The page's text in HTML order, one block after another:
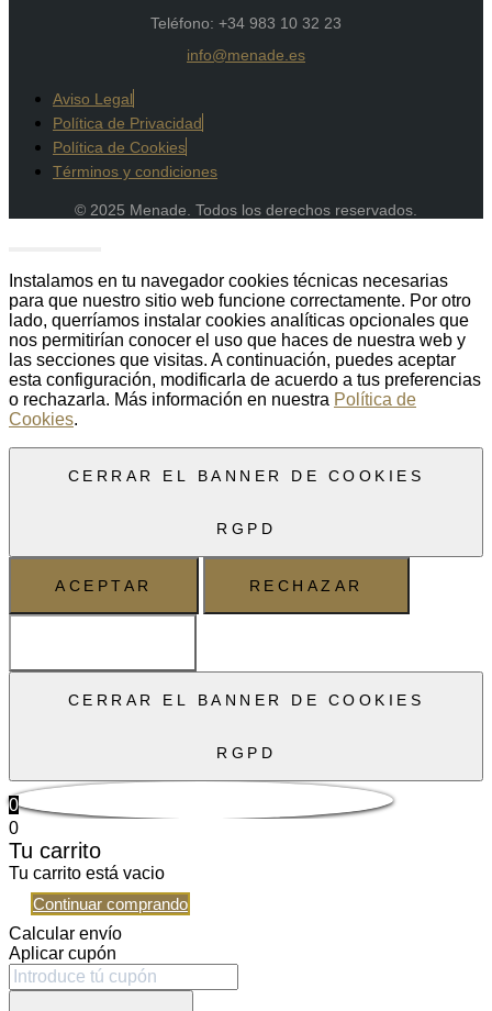
Teléfono: +34 983 10 32 23
info@menade.es
Aviso Legal
Política de Privacidad
Política de Cookies
Términos y condiciones
© 2025 Menade. Todos los derechos reservados.
Instalamos en tu navegador cookies técnicas necesarias
para que nuestro sitio web funcione correctamente. Por otro
lado, querríamos instalar cookies analíticas opcionales que
nos permitirían conocer el uso que haces de nuestra web y
las secciones que visitas. A continuación, puedes aceptar
esta configuración, modificarla de acuerdo a tus preferencias
o rechazarla. Más información en nuestra Política de
Cookies.
CERRAR EL BANNER DE COOKIES
RGPD
ACEPTAR RECHAZAR
CERRAR EL BANNER DE COOKIES
RGPD
0
0
Tu carrito
Tu carrito está vacio
Continuar comprando
Calcular envío
Aplicar cupón